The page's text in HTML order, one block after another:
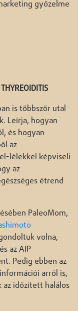
győzelme
is többször utal
Leírja, hogyan
és hogyan
az
lélekkel képviseli
az
étrend
PaleoMom,
volna,
az AIP
Pedig ebben az
arról is,
időzített halálos